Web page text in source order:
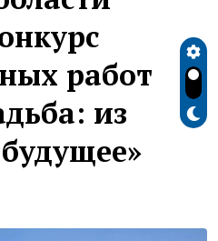
работ
из